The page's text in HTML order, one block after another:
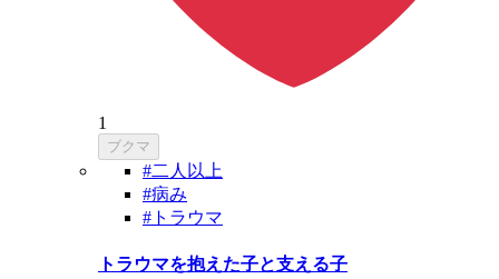
1
ブクマ
#二人以上
#病み
#トラウマ
トラウマを抱えた子と支える子